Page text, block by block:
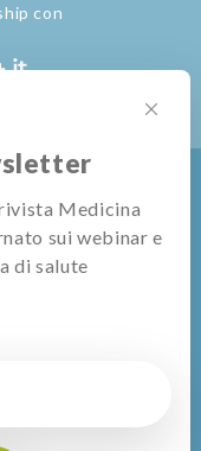
con
S.r.l.
alla correttezza ed
a chiedere sempre il
Medicina
sui webinar e
di salute